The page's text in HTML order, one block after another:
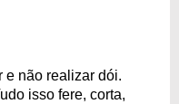
e não realizar dói.
isso fere, corta,